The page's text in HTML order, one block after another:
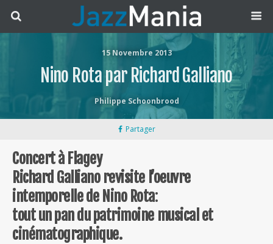
15 Novembre 2013
Nino Rota par Richard Galliano
Philippe Schoonbrood
Partager
Concert à Flagey
Richard Galliano revisite l’oeuvre
intemporelle de Nino Rota:
tout un pan du patrimoine musical et
cinématographique.